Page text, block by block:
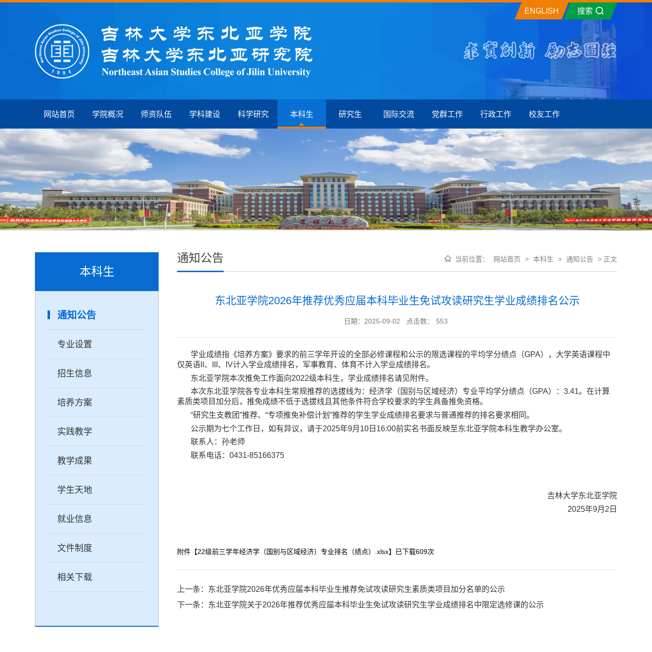
ENGLISH 搜索
网站首页 学院概况 师资队伍 学科建设 科学研究 本科生 研究生 国际交流 党群工作 行政工作 校友工作
本科生
通知公告
专业设置
招生信息
培养方案
实践教学
教学成果
学生天地
就业信息
文件制度
相关下载
通知公告 当前位置： 网站首页 > 本科生 > 通知公告 > 正文
东北亚学院2026年推荐优秀应届本科毕业生免试攻读研究生学业成绩排名公示
日期：2025-09-02 点击数： 553
学业成绩指《培养方案》要求的前三学年开设的全部必修课程和公示的限选课程的平均学分绩点（GPA），大学英语课程中
仅英语II、III、IV计入学业成绩排名，军事教育、体育不计入学业成绩排名。
东北亚学院本次推免工作面向2022级本科生，学业成绩排名请见附件。
本次东北亚学院各专业本科生常规推荐的选拔线为：经济学（国别与区域经济）专业平均学分绩点（GPA）： 3.41。在计算
素质类项目加分后，推免成绩不低于选拔线且其他条件符合学校要求的学生具备推免资格。
“研究生支教团”推荐、“专项推免补偿计划”推荐的学生学业成绩排名要求与普通推荐的排名要求相同。
公示期为七个工作日，如有异议，请于2025年9月10 日16:00前实名书面反映至东北亚学院本科生教学办公室。
联系人： 孙老师
联系电话：0431-85166375
吉林大学东北亚学院
2025年9月 2 日
附件【22级前三学年经济学（国别与区域经济）专业排名（绩点）.xlsx】已下载609次
上一条： 东北亚学院2026年优秀应届本科毕业生推荐免试攻读研究生素质类项目加分名单的公示
下一条： 东北亚学院关于2026年推荐优秀应届本科毕业生免试攻读研究生学业成绩排名中限定选修课的公示